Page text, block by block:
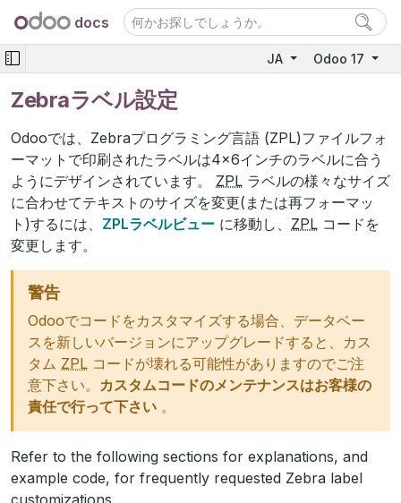
docs
JA Odoo 17
Zebraラベル設定
Odooでは、Zebraプログラミング言語 (ZPL)ファイルフォ
ーマットで印刷されたラベルは4×6インチのラベルに合う
ようにデザインされています。 ZPL ラベルの様々なサイズ
に合わせてテキストのサイズを変更(または再フォーマッ
ト)するには、 ZPLラベルビュー に移動し、 ZPL コードを
変更します。
警告
Odooでコードをカスタマイズする場合、データベー
スを新しいバージョンにアップグレードすると、カス
タム ZPL コードが壊れる可能性がありますのでご注
意下さい。 カスタムコードのメンテナンスはお客様の
責任で行って下さい 。
Refer to the following sections for explanations, and
example code, for frequently requested Zebra label
customizations.